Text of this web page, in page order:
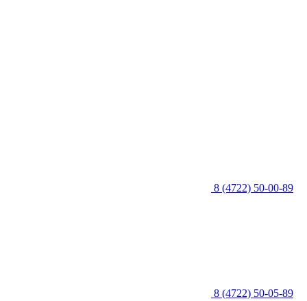
8 (4722) 50-00-89
8 (4722) 50-05-89